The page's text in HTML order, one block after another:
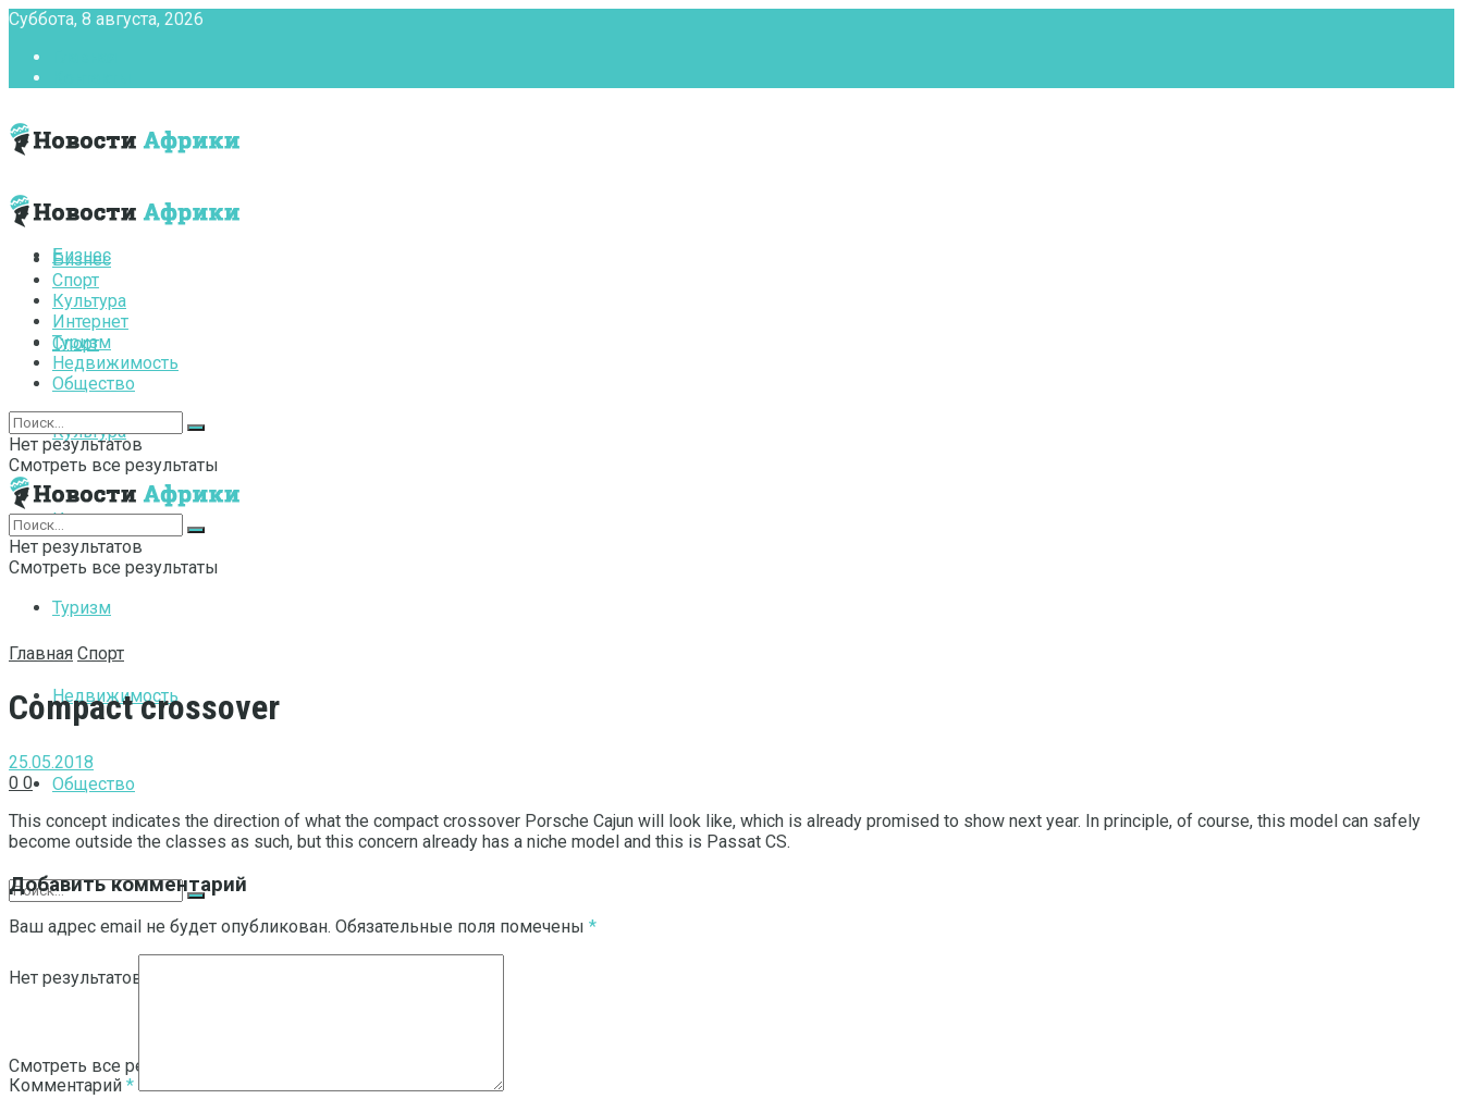
Суббота, 8 августа, 2026
Бизнес
Спорт
Культура
Интернет
Туризм
Недвижимость
Общество
Нет результатов
Смотреть все результаты
Бизнес
Спорт
Культура
Интернет
Туризм
Недвижимость
Общество
Нет результатов
Смотреть все результаты
Нет результатов
Смотреть все результаты
Главная Спорт
Compact crossover
25.05.2018
0 0
This concept indicates the direction of what the compact crossover Porsche Cajun will look like, which is already promised to show next year. In principle, of course, this model can safely
become outside the classes as such, but this concern already has a niche model and this is Passat CS.
Добавить комментарий
Ваш адрес email не будет опубликован. Обязательные поля помечены *
Комментарий *